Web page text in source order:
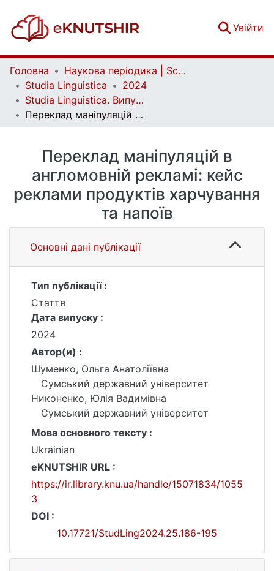
Увійти
Головна
Наукова періодика | Scientific periodicals
Studia Linguistica
2024
Studia Linguistica. Випуск 25
Переклад маніпуляцій в англомовній рекламі: кейс реклами продуктів харчування та напоїв
Переклад маніпуляцій в
англомовній рекламі: кейс
реклами продуктів харчування
та напоїв
Основні дані публікації
Тип публікації :
Стаття
Дата випуску :
2024
Автор(и) :
Шуменко, Ольга Анатоліївна
Сумський державний університет
Никоненко, Юлія Вадимівна
Сумський державний університет
Мова основного тексту :
Ukrainian
eKNUTSHIR URL :
https://ir.library.knu.ua/handle/15071834/1055
3
DOI :
10.17721/StudLing2024.25.186-195